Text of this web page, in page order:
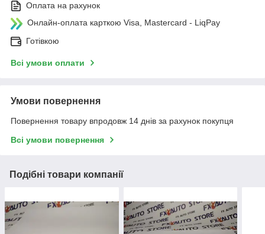
Оплата на рахунок
Онлайн-оплата карткою Visa, Mastercard - LiqPay
Готівкою
Всі умови оплати
Умови повернення
Повернення товару впродовж 14 днів за рахунок покупця
Всі умови повернення
Подібні товари компанії